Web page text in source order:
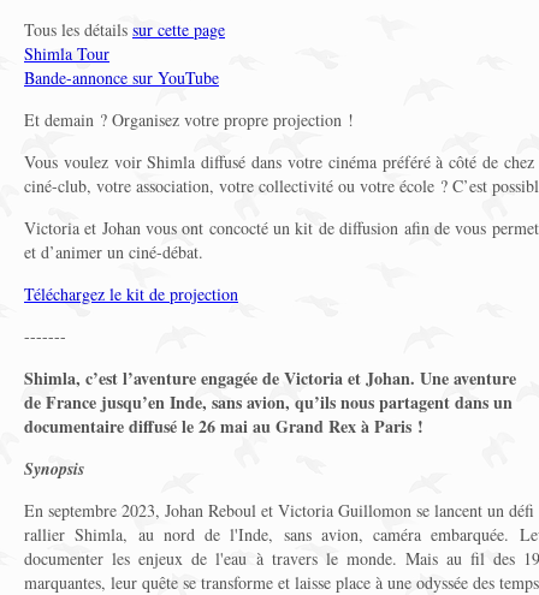
Tous les détails sur cette page
Shimla Tour
Bande-annonce sur YouTube
Et demain ? Organisez votre propre projection !
Vous voulez voir Shimla diffusé dans votre cinéma préféré à côté de
ciné-club, votre association, votre collectivité ou votre école ? C’est
Victoria et Johan vous ont concocté un kit de diffusion afin de vous
et d’animer un ciné-débat.
Téléchargez le kit de projection
-------
Shimla, c’est l’aventure engagée de Victoria et Johan. Une aventure
de France jusqu’en Inde, sans avion, qu’ils nous partagent dans un
documentaire diffusé le 26 mai au Grand Rex à Paris !
Synopsis
En septembre 2023, Johan Reboul et Victoria Guillomon se lancent un défi
rallier Shimla, au nord de l'Inde, sans avion, caméra embarquée.
documenter les enjeux de l'eau à travers le monde. Mais au fil des
marquantes, leur quête se transforme et laisse place à une odyssée des